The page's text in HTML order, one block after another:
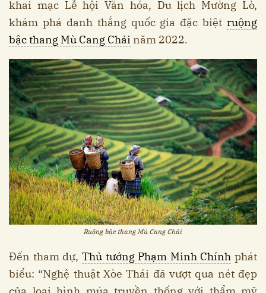
khai mạc Lễ hội Văn hóa, Du lịch Mường Lò,
khám phá danh thắng quốc gia đặc biệt ruộng
bậc thang Mù Cang Chải năm 2022.
Ruộng bậc thang Mù Cang Chải
Đến tham dự, Thủ tướng Phạm Minh Chính phát
biểu: “Nghệ thuật Xòe Thái đã vượt qua nét đẹp